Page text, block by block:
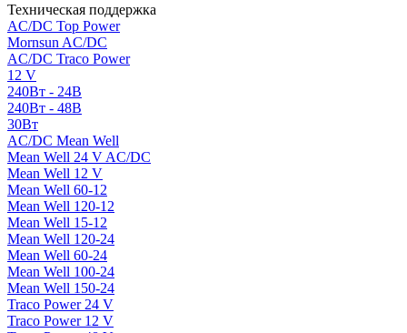
Техническая поддержка
AC/DC Top Power
Mornsun AC/DC
AC/DC Traco Power
12 V
240Вт - 24В
240Вт - 48В
30Вт
AC/DC Mean Well
Mean Well 24 V AC/DC
Mean Well 12 V
Mean Well 60-12
Mean Well 120-12
Mean Well 15-12
Mean Well 120-24
Mean Well 60-24
Mean Well 100-24
Mean Well 150-24
Traco Power 24 V
Traco Power 12 V